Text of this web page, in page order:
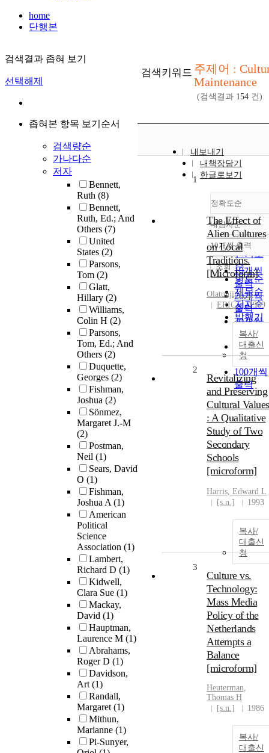
home
단행본
검색결과 좁혀 보기
선택해제
좁혀본 항목 보기순서
검색량순
가나다순
저자
Bennett,
Ruth (8)
Bennett,
Ruth, Ed.; And
Others (7)
United
States (2)
Parsons,
Tom (2)
Glatt,
Hillary (2)
Williams,
Colin H (2)
Parsons,
Tom, Ed.; And
Others (2)
Duquette,
Georges (2)
Fishman,
Joshua (2)
Sönmez,
Margaret J.-M
(2)
Postman,
Neil (1)
Sears, David
O (1)
Fishman,
Joshua A(1)
American
Political
Science
Association (1)
Lambert,
Richard D (1)
Kidwell,
Clara Sue (1)
Mackay,
David (1)
Hauptman,
Laurence M (1)
Abrahams,
Roger D (1)
Davidson,
Art(1)
Randall,
Margaret(1)
Mithun,
Marianne (1)
Pi-Sunyer,
검색키워드 주제어 :
Maintenance
(검색결과 154 건)
내보내기
내책장담기
한글로보기
정확도순
정확도
순
인기도
순
연도순
제목순
저자순
발행기
관순
내림차순
내림차
10개씩 출력
10개씩
출력
20개씩
출력
30개씩
출력
50개씩
출력
100개씩
출력
조회
1
The Effect of
Alien Cultures
on Local
Traditions.
[Microform]
Olatunji, P. G
ERIC
1989
복사/
대출신
청
2
Revitalizing
and Preserving
Cultural Values
: A Qualitative
Study of Two
Secondary
Schools
[microform]
Harris, Edward L
[s.n.]
1993
복사/
대출신
청
3
Culture vs.
Technology:
Mass Media
Policy of the
Netherlands
Attempts a
Balance
[microform]
Heuterman,
Thomas H
[s.n.]
1986
복사/
대출신